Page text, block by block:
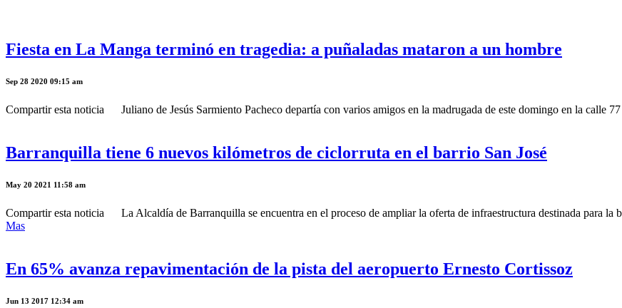
Fiesta en La Manga terminó en tragedia: a puñaladas mataron a un hombre
Sep 28 2020 09:15 am
Compartir esta noticia Juliano de Jesús Sarmiento Pacheco departía con varios amigos en la madrugada de este domingo en la calle
Barranquilla tiene 6 nuevos kilómetros de ciclorruta en el barrio San José
May 20 2021 11:58 am
Compartir esta noticia La Alcaldía de Barranquilla se encuentra en el proceso de ampliar la oferta de infraestructura destinada para la
Mas
En 65% avanza repavimentación de la pista del aeropuerto Ernesto Cortissoz
Jun 13 2017 12:34 am